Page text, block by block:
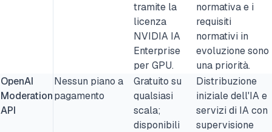
tramite la
licenza
NVIDIA IA
Enterprise
per GPU.
normativa e i
requisiti
normativi in
evoluzione sono
una priorità.
OpenAI
Moderation
API
Nessun piano a
pagamento
Gratuito su
qualsiasi
scala;
disponibili
Distribuzione
iniziale dell'IA e
servizi di IA con
supervisione